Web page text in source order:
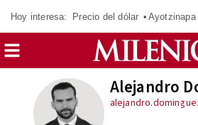
Hoy interesa: Precio del dólar Ayotzinapa
Alejandro